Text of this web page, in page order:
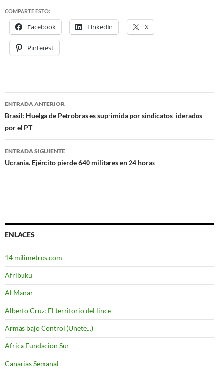
COMPARTE ESTO:
Facebook LinkedIn X
Pinterest
Navegación
de
entradas
ENTRADA ANTERIOR
Brasil: Huelga de Petrobras es suprimida por sindicatos liderados
por el PT
ENTRADA SIGUIENTE
Ucrania. Ejército pierde 640 militares en 24 horas
ENLACES
14 milimetros.com
Afribuku
Al Manar
Alberto Cruz: El territorio del lince
Armas bajo Control (Unete…)
Africa Fundacion Sur
Canarias Semanal